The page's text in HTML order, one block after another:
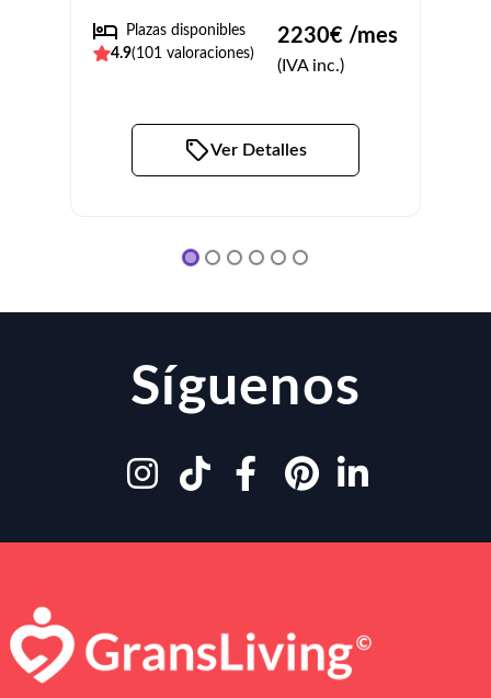
Plazas disponibles
4.9(101 valoraciones)
2230€ /mes
(IVA inc.)
Ver Detalles
Síguenos